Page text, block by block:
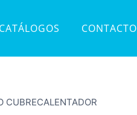
CATÁLOGOS CONTACTO
CUBRECALENTADOR